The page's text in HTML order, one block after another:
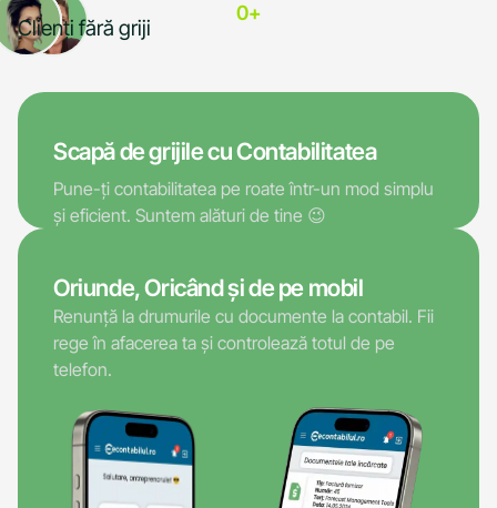
0+
Clienți fără griji
Scapă de grijile cu Contabilitatea
Pune-ți contabilitatea pe roate într-un mod simplu
și eficient. Suntem alături de tine 😉
Oriunde, Oricând și de pe mobil
Renunță la drumurile cu documente la contabil. Fii
rege în afacerea ta și controlează totul de pe
telefon.